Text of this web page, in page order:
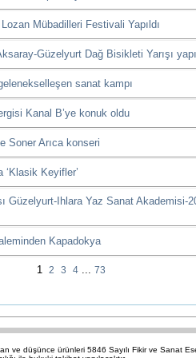
Mübadilleri Festivali Yapıldı
Güzelyurt Dağ Bisikleti Yarışı
sanat kampı
Kanal B’ye konuk oldu
Soner Arıca konseri
‘Klasik Keyifler’
Güzelyurt-Ihlara Yaz Sanat Akademisi-
Kapadokya
1 2 3 4 ... 73
ve düşünce ürünleri 5846 Sayılı Fikir ve Sanat